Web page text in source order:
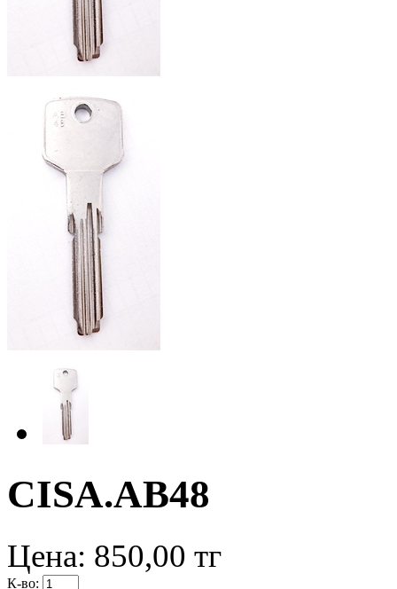
CISA.AB48
Цена: 850,00 тг
К-во: